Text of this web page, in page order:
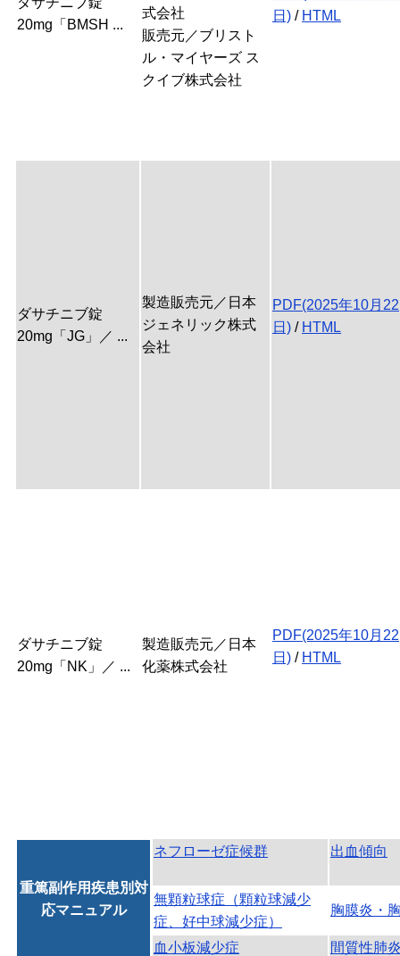
20mg「BMSH ...
式会社
販売元／ブリスト
ル・マイヤーズ ス
クイブ株式会社
日) / HTML
ダサチニブ錠
20mg「JG」／ ...
製造販売元／日本
ジェネリック株式
会社
PDF(2025年10月22
日) / HTML
ダサチニブ錠
20mg「NK」／ ...
製造販売元／日本
化薬株式会社
PDF(2025年10月22
日) / HTML
重篤副作用疾患別対
応マニュアル
ネフローゼ症候群 出血傾向
無顆粒球症（顆粒球減少
症、好中球減少症）
胸膜炎・
血小板減少症 間質性肺